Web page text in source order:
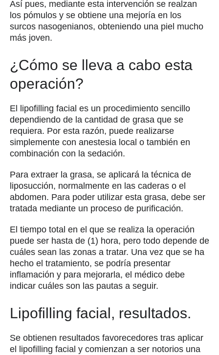
Así pues, mediante esta intervención se realzan
los pómulos y se obtiene una mejoría en los
surcos nasogenianos, obteniendo una piel mucho
más joven.
¿Cómo se lleva a cabo esta
operación?
El lipofilling facial es un procedimiento sencillo
dependiendo de la cantidad de grasa que se
requiera. Por esta razón, puede realizarse
simplemente con anestesia local o también en
combinación con la sedación.
Para extraer la grasa, se aplicará la técnica de
liposucción, normalmente en las caderas o el
abdomen. Para poder utilizar esta grasa, debe ser
tratada mediante un proceso de purificación.
El tiempo total en el que se realiza la operación
puede ser hasta de (1) hora, pero todo depende de
cuáles sean las zonas a tratar. Una vez que se ha
hecho el tratamiento, se podría presentar
inflamación y para mejorarla, el médico debe
indicar cuáles son las pautas a seguir.
Lipofilling facial, resultados.
Se obtienen resultados favorecedores tras aplicar
el lipofilling facial y comienzan a ser notorios una